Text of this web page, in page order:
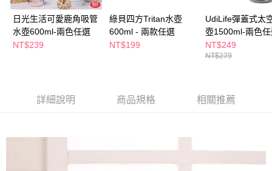
購買商品的店家。未經商家同意取消之訂單仍視為有效，需透過AFTEE先享
後付繳納相關費用。
※ 交易是否成功請以「AFTEE先享後付 」之結帳頁面顯示為準，若有關於
客戶支援中心」
https://netprotections.freshdesk.com/support/home
易，需依本服務之必要範圍內提供個人資料，並將交易相關給付款項請求債
權轉讓予恩沛科技股份有限公司。
３．未成年的使用者請事先徵得法定代理人或監護人之同意方可使用
每筆NT$65，滿NT$490(含以上)免運費
付款後萊爾富取貨
每筆NT$65，滿NT$490(含以上)免運費
付款後7-11取貨
日光生活可愛鹿角吸管
水壺600ml-兩色任選
NT$239
綠貝四方Tritan水壺
600ml - 兩款任選
NT$199
UdiLife彈蓋式太
壺1500ml-兩色
NT$249
NT$279
詳細說明 商品規格 相關推薦